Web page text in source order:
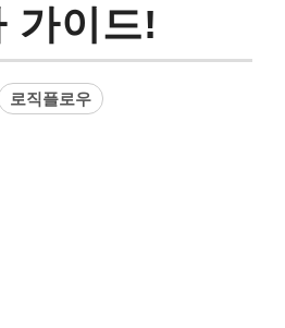
가이드!
로직플로우